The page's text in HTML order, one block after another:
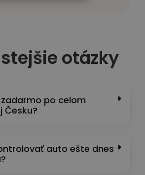
otázky
po celom
Česku?
auto ešte dnes